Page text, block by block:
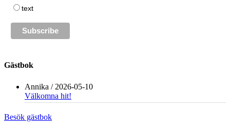
text
Gästbok
Annika / 2026-05-10
Välkomna hit!
Besök gästbok